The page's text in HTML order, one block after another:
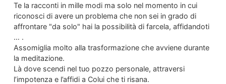
Te la racconti in mille modi ma solo nel momento in cui
riconosci di avere un problema che non sei in grado di
affrontare "da solo" hai la possibilità di farcela, affidandoti
… .
Assomiglia molto alla trasformazione che avviene durante
la meditazione.
Là dove scendi nel tuo pozzo personale, attraversi
l’impotenza e l’affidi a Colui che ti risana.